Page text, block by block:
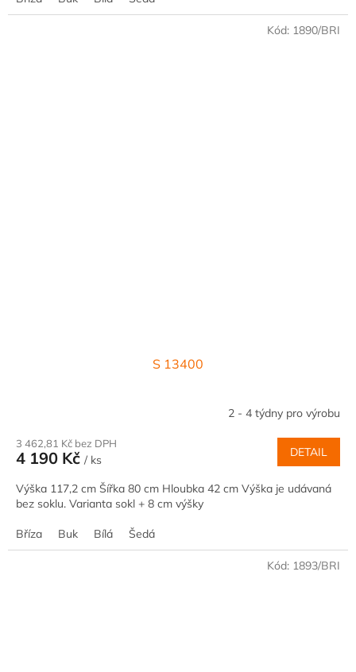
S 13400
2 - 4 týdny pro výrobu
3 462,81 Kč bez DPH
4 190 Kč / ks
DETAIL
Výška 117,2 cm Šířka 80 cm Hloubka 42 cm Výška je udávaná
bez soklu. Varianta sokl + 8 cm výšky
Bříza Buk Bílá Šedá
Kód: 1890/BRI
Kód: 1893/BRI